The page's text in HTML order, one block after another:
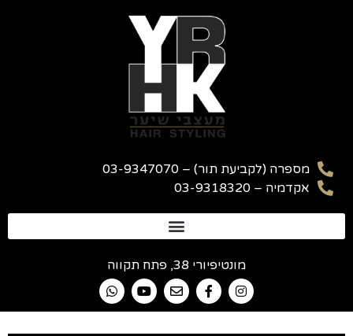
מספרה (לקביעת תור) – 03-9347070
אקדמיה – 03-9318320
מונטיפיורי 38, פתח תקווה